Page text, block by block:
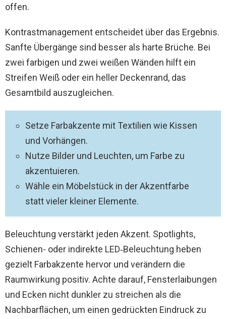
offen.
Kontrastmanagement entscheidet über das Ergebnis.
Sanfte Übergänge sind besser als harte Brüche. Bei
zwei farbigen und zwei weißen Wänden hilft ein
Streifen Weiß oder ein heller Deckenrand, das
Gesamtbild auszugleichen.
Setze Farbakzente mit Textilien wie Kissen
und Vorhängen.
Nutze Bilder und Leuchten, um Farbe zu
akzentuieren.
Wähle ein Möbelstück in der Akzentfarbe
statt vieler kleiner Elemente.
Beleuchtung verstärkt jeden Akzent. Spotlights,
Schienen- oder indirekte LED‑Beleuchtung heben
gezielt Farbakzente hervor und verändern die
Raumwirkung positiv. Achte darauf, Fensterlaibungen
und Ecken nicht dunkler zu streichen als die
Nachbarflächen, um einen gedrückten Eindruck zu